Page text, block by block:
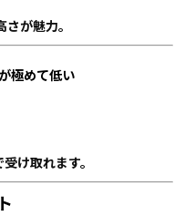
が魅力。
極めて低い
け取れます。